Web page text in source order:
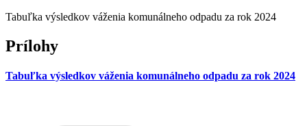
Tabuľka výsledkov váženia komunálneho odpadu za rok 2024
Prílohy
Tabuľka výsledkov váženia komunálneho odpadu za rok 2024